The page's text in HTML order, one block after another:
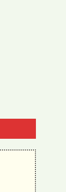
+ ΦΟΡΤΙΣΤΗ)